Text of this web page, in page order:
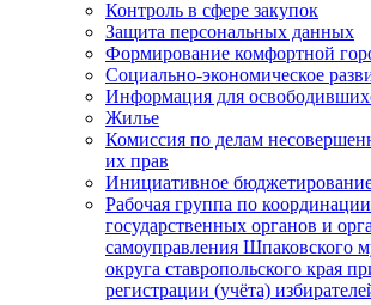
Контроль в сфере закупок
Защита персональных данных
Формирование комфортной
Социально-экономическое
Информация для
Жилье
Комиссия по делам
их прав
Инициативное
Рабочая группа по
государственных органов и
самоуправления Шпаковского
округа ставропольского края
регистрации (учёта)